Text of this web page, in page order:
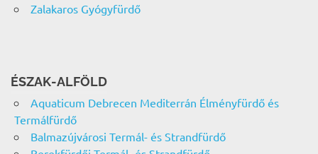
Zalakaros Gyógyfürdő
ÉSZAK-ALFÖLD
Aquaticum Debrecen Mediterrán Élményfürdő és
Termálfürdő
Balmazújvárosi Termál- és Strandfürdő